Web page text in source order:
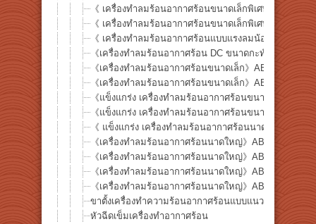
《 เครื่องทำลมร้อนอากาศร้อนขนาดเล็กพิเศษ 》 ABH-6□
《 เครื่องทำลมร้อนอากาศร้อนขนาดเล็กพิเศษ 》 ABH-8□
《 เครื่องทำลมร้อนอากาศร้อนแบบแรงลมน้อย》
《เครื่องทำลมร้อนอากาศร้อน DC ขนาดกะทัดรัดเป็นพิเศ
《เครื่องทำลมร้อนอากาศร้อนขนาดเล็ก》ABH-13A
《เครื่องทำลมร้อนอากาศร้อนขนาดเล็ก》ABH-19A
《แข็งแกร่ง เครื่องทำลมร้อนอากาศร้อนขนาดกลาง》
《แข็งแกร่ง เครื่องทำลมร้อนอากาศร้อนขนาดกลาง》
《 แข็งแกร่ง เครื่องทำลมร้อนอากาศร้อนนาดใหญ่》
《เครื่องทำลมร้อนอากาศร้อนนาดใหญ่》ABH-38X6
《เครื่องทำลมร้อนอากาศร้อนนาดใหญ่》ABH-50X6
《เครื่องทำลมร้อนอากาศร้อนนาดใหญ่》ABH-61X6
《เครื่องทำลมร้อนอากาศร้อนนาดใหญ่》ABH-102X6
ขาตั้งเครื่องทำความร้อนอากาศร้อนแบบแนวตั้ง
หัวฉีดเข็มเครื่องทำอากาศร้อน